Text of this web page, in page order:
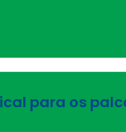
para os